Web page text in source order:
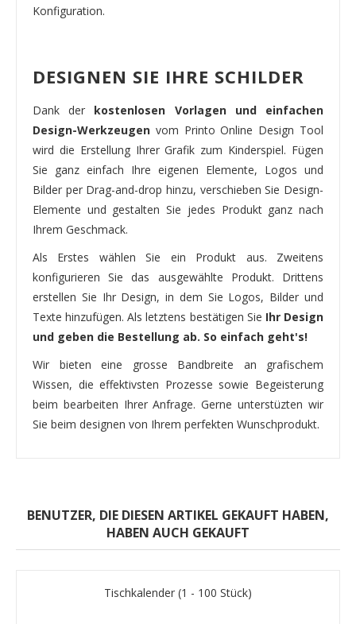
Konfiguration.
DESIGNEN SIE IHRE SCHILDER
Dank der kostenlosen Vorlagen und einfachen
Design-Werkzeugen vom Printo Online Design Tool
wird die Erstellung Ihrer Grafik zum Kinderspiel. Fügen
Sie ganz einfach Ihre eigenen Elemente, Logos und
Bilder per Drag-and-drop hinzu, verschieben Sie Design-
Elemente und gestalten Sie jedes Produkt ganz nach
Ihrem Geschmack.
Als Erstes wählen Sie ein Produkt aus. Zweitens
konfigurieren Sie das ausgewählte Produkt. Drittens
erstellen Sie Ihr Design, in dem Sie Logos, Bilder und
Texte hinzufügen. Als letztens bestätigen Sie Ihr Design
und geben die Bestellung ab. So einfach geht's!
Wir bieten eine grosse Bandbreite an grafischem
Wissen, die effektivsten Prozesse sowie Begeisterung
beim bearbeiten Ihrer Anfrage. Gerne unterstüzten wir
Sie beim designen von Ihrem perfekten Wunschprodukt.
BENUTZER, DIE DIESEN ARTIKEL GEKAUFT HABEN,
HABEN AUCH GEKAUFT
Tischkalender (1 - 100 Stück)